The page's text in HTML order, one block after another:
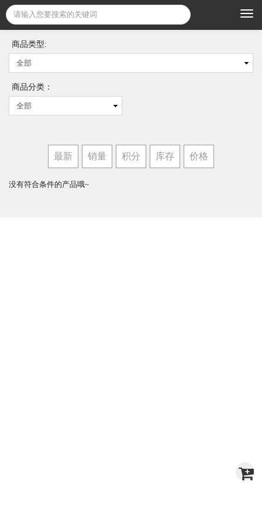
商品类型:
商品分类：
最新 销量 积分 库存 价格
没有符合条件的产品哦~